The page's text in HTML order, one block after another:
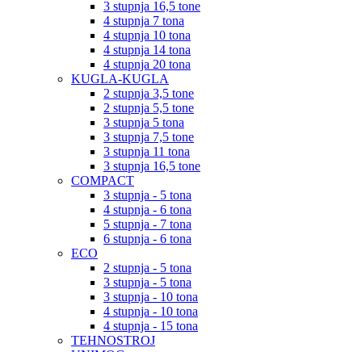
3 stupnja 16,5 tone
4 stupnja 7 tona
4 stupnja 10 tona
4 stupnja 14 tona
4 stupnja 20 tona
KUGLA-KUGLA
2 stupnja 3,5 tone
2 stupnja 5,5 tone
3 stupnja 5 tona
3 stupnja 7,5 tone
3 stupnja 11 tona
3 stupnja 16,5 tone
COMPACT
3 stupnja - 5 tona
4 stupnja - 6 tona
5 stupnja - 7 tona
6 stupnja - 6 tona
ECO
2 stupnja - 5 tona
3 stupnja - 5 tona
3 stupnja - 10 tona
4 stupnja - 10 tona
4 stupnja - 15 tona
TEHNOSTROJ